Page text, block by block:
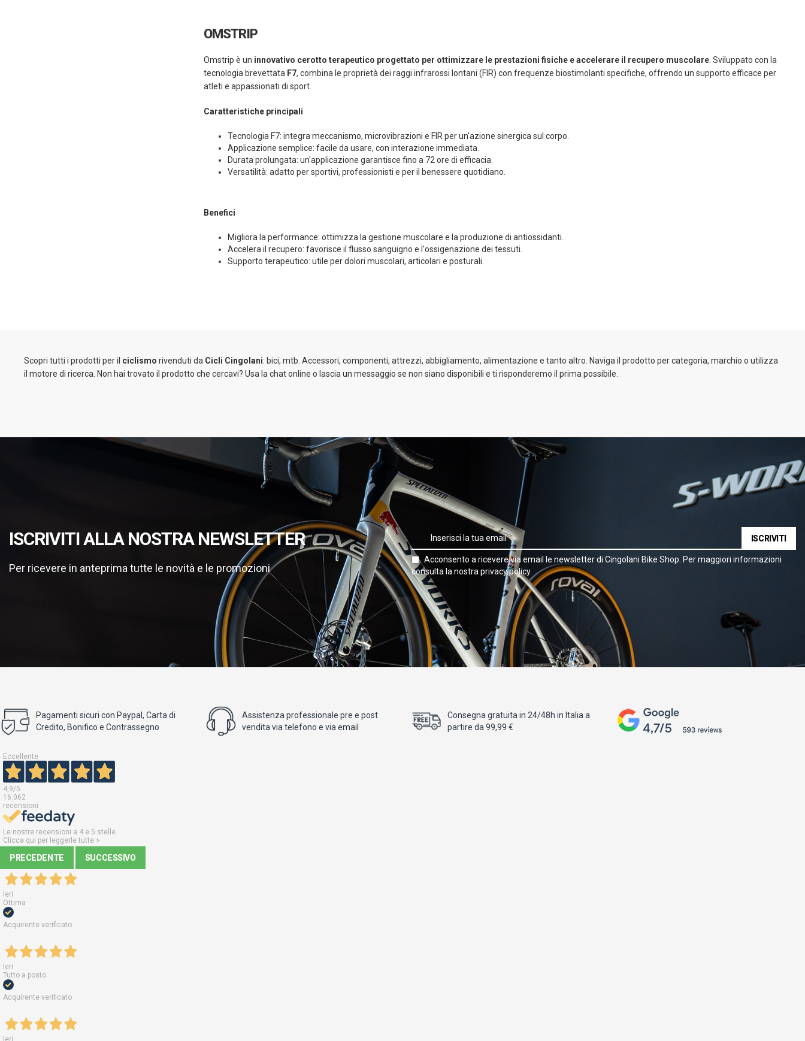
OMSTRIP
Omstrip è un innovativo cerotto terapeutico progettato per ottimizzare le prestazioni fisiche e accelerare il recupero muscolare . Sviluppato con la
tecnologia brevettata F7, combina le proprietà dei raggi infrarossi lontani (FIR) con frequenze biostimolanti specifiche, offrendo un supporto efficace per
atleti e appassionati di sport.
Caratteristiche principali
Tecnologia F7: integra meccanismo, microvibrazioni e FIR per un'azione sinergica sul corpo.
Applicazione semplice: facile da usare, con interazione immediata.
Durata prolungata: un'applicazione garantisce fino a 72 ore di efficacia.
Versatilità: adatto per sportivi, professionisti e per il benessere quotidiano.
Benefici
Migliora la performance: ottimizza la gestione muscolare e la produzione di antiossidanti.
Accelera il recupero: favorisce il flusso sanguigno e l'ossigenazione dei tessuti.
Supporto terapeutico: utile per dolori muscolari, articolari e posturali.
Scopri tutti i prodotti per il ciclismo rivenduti da Cicli Cingolani: bici, mtb. Accessori, componenti, attrezzi, abbigliamento, alimentazione e tanto altro. Naviga il prodotto per categoria, marchio o utilizza
il motore di ricerca. Non hai trovato il prodotto che cercavi? Usa la chat online o lascia un messaggio se non siano disponibili e ti risponderemo il prima possibile.
ISCRIVITI ALLA NOSTRA NEWSLETTER
Per ricevere in anteprima tutte le novità e le promozioni
ISCRIVITI
Acconsento a ricevere via email le newsletter di Cingolani Bike Shop. Per maggiori informazioni
consulta la nostra privacy policy.
Pagamenti sicuri con Paypal, Carta di
Credito, Bonifico e Contrassegno
Assistenza professionale pre e post
vendita via telefono e via email
Consegna gratuita in 24/48h in Italia a
partire da 99,99 €
Eccellente
4,9/5
16.062
recensioni
Le nostre recensioni a 4 e 5 stelle.
Clicca qui per leggerle tutte >
PRECEDENTE SUCCESSIVO
Ieri
Ottima
Acquirente verificato
Ieri
Tutto a posto
Acquirente verificato